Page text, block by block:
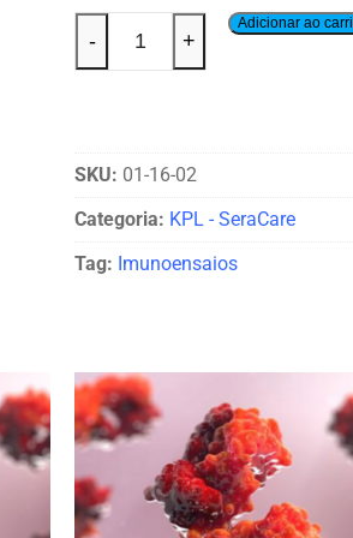
- +
Adicionar ao
SKU: 01-16-02
Categoria: KPL - SeraCare
Tag: Imunoensaios